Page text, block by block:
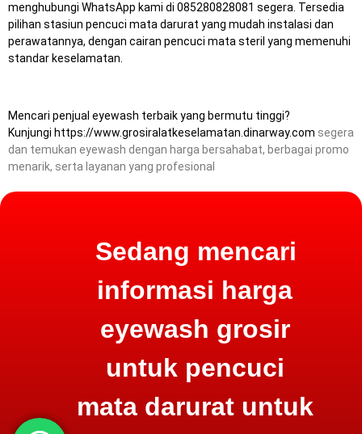
menghubungi WhatsApp kami di 085280828081 segera. Tersedia
pilihan stasiun pencuci mata darurat yang mudah instalasi dan
perawatannya, dengan cairan pencuci mata steril yang memenuhi
standar keselamatan.
Mencari penjual eyewash terbaik yang bermutu tinggi?
Kunjungi https://www.grosiralatkeselamatan.dinarway.com segera
dan temukan eyewash dengan harga bersahabat, berbagai promo
menarik, serta layanan yang profesional
Sedang mencari
informasi harga
eyewash grosir
untuk pencuci
mata darurat untuk